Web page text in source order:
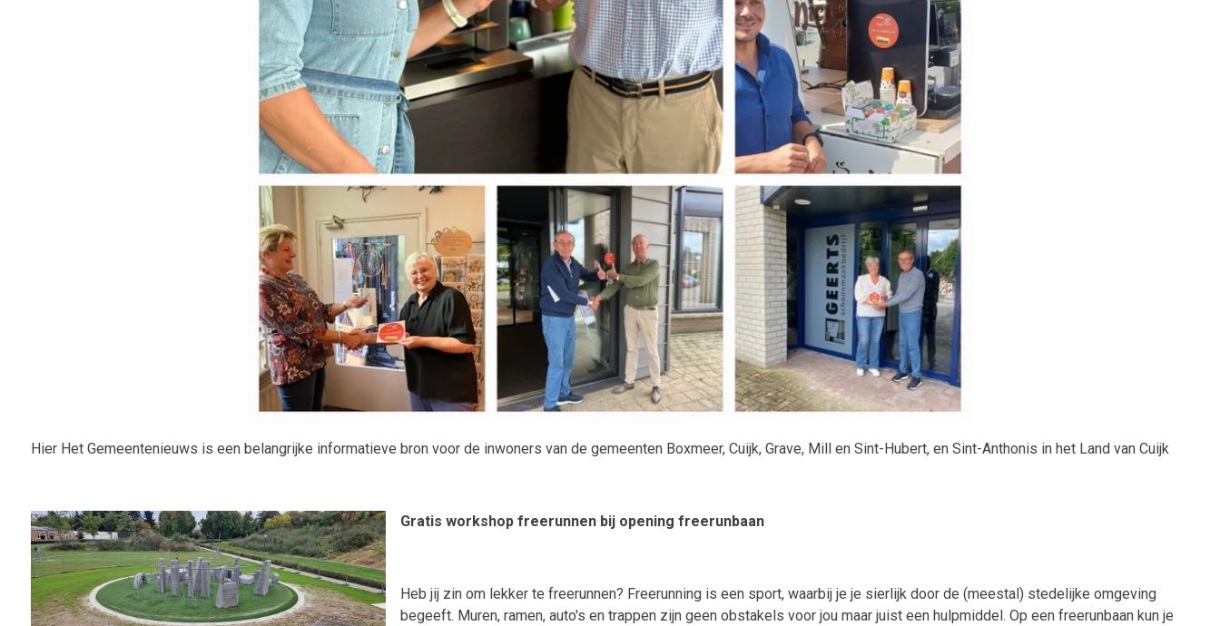
Hier Het Gemeentenieuws is een belangrijke informatieve bron voor de inwoners van de gemeenten Boxmeer, Cuijk, Grave, Mill en Sint-Hubert, en Sint-Anthonis in het Land van Cuijk
Gratis workshop freerunnen bij opening freerunbaan
Heb jij zin om lekker te freerunnen? Freerunning is een sport, waarbij je je sierlijk door de (meestal) stedelijke omgeving
begeeft. Muren, ramen, auto's en trappenzijn geen obstakels voor jou maar juist een hulpmiddel. Op een freerunbaan kun je